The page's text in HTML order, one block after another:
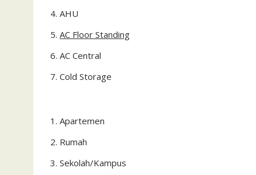
AHU
AC Floor Standing
AC Central
Cold Storage
Apartemen
Rumah
Sekolah/Kampus